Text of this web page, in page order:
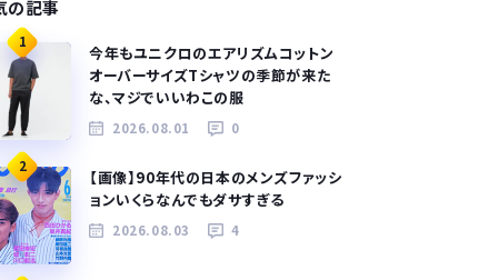
の記事
1
今年もユニクロのエアリズムコットン
オーバーサイズTシャツの季節が来た
な、マジでいいわこの服
2026.08.01 0
2
【画像】90年代の日本のメンズファッシ
ョンいくらなんでもダサすぎる
2026.08.03 4